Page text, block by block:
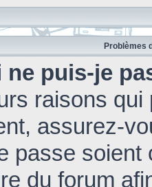
Problèmes
ne puis-je
raisons
assurez-
passe soient
du forum